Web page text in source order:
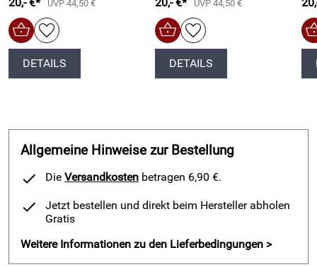
UVP 44,50 €
DETAILS
UVP 44,50 €
DETAILS
Allgemeine Hinweise zur Bestellung
Die Versandkosten betragen 6,90 €.
Jetzt bestellen und direkt beim Hersteller abholen
Gratis
Weitere Informationen zu den Lieferbedingungen >